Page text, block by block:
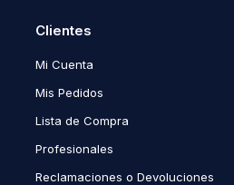
Clientes
Mi Cuenta
Mis Pedidos
Lista de Compra
Profesionales
Reclamaciones o Devoluciones